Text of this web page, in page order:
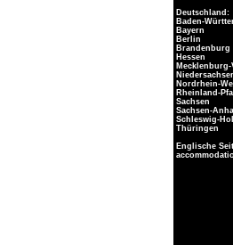
Deutschland:
Baden-
Bayern
Berlin
Brandenburg
Hessen
Mecklenburg-
Nordrhein-
Rheinland-
Sachsen
Sachsen-
Schleswig-
Thüringen
Englische